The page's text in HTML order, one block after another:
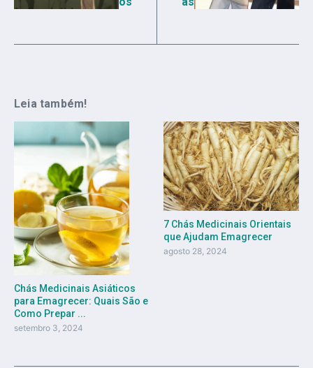
Leia também!
Chás Medicinais Asiáticos
para Emagrecer: Quais São e
Como Prepar ...
setembro 3, 2024
7 Chás Medicinais Orientais
que Ajudam Emagrecer
agosto 28, 2024